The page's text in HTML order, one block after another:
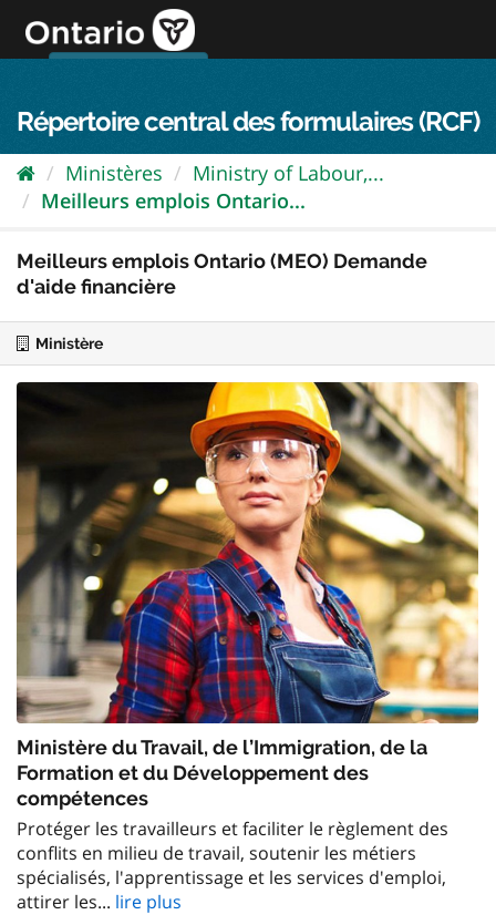
directement
au
Répertoire central des formulaires (RCF)
Ministères
Ministry of Labour,...
Meilleurs emplois Ontario...
Meilleurs emplois Ontario (MEO) Demande
d'aide financière
Ministère
Ministère du Travail, de l’Immigration, de la
Formation et du Développement des
compétences
Protéger les travailleurs et faciliter le règlement des
conflits en milieu de travail, soutenir les métiers
spécialisés, l'apprentissage et les services d'emploi,
attirer les... lire plus